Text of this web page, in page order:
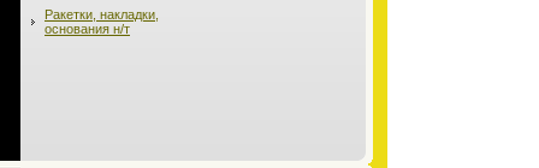
Ракетки, накладки,
основания н/т